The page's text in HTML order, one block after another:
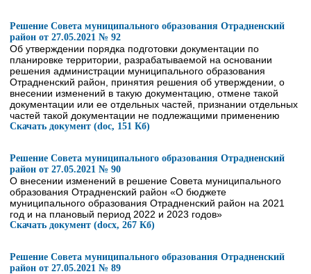
Решение Совета муниципального образования Отрадненский
район от 27.05.2021 № 92
Об утверждении порядка подготовки документации по
планировке территории, разрабатываемой на основании
решения администрации муниципального образования
Отрадненский район, принятия решения об утверждении, о
внесении изменений в такую документацию, отмене такой
документации или ее отдельных частей, признании отдельных
частей такой документации не подлежащими применению
Скачать документ (doc, 151 Кб)
Решение Совета муниципального образования Отрадненский
район от 27.05.2021 № 90
О внесении изменений в решение Совета муниципального
образования Отрадненский район «О бюджете
муниципального образования Отрадненский район на 2021
год и на плановый период 2022 и 2023 годов»
Скачать документ (docx, 267 Кб)
Решение Совета муниципального образования Отрадненский
район от 27.05.2021 № 89